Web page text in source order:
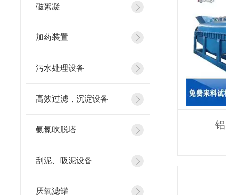
磁絮凝
加药装置
污水处理设备
高效过滤，沉淀设备
氨氮吹脱塔
刮泥、吸泥设备
厌氧滤罐